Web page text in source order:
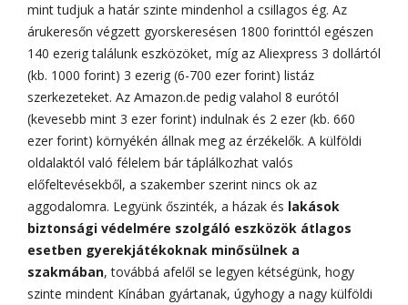
mint tudjuk a határ szinte mindenhol a csillagos ég. Az
árukeresőn végzett gyorskeresésen 1800 forinttól egészen
140 ezerig találunk eszközöket, míg az Aliexpress 3 dollártól
(kb. 1000 forint) 3 ezerig (6-700 ezer forint) listáz
szerkezeteket. Az Amazon.de pedig valahol 8 eurótól
(kevesebb mint 3 ezer forint) indulnak és 2 ezer (kb. 660
ezer forint) környékén állnak meg az érzékelők. A külföldi
oldalaktól való félelem bár táplálkozhat valós
előfeltevésekből, a szakember szerint nincs ok az
aggodalomra. Legyünk őszinték, a házak és lakások
biztonsági védelmére szolgáló eszközök átlagos
esetben gyerekjátékoknak minősülnek a
szakmában, továbbá afelől se legyen kétségünk, hogy
szinte mindent Kínában gyártanak, úgyhogy a nagy külföldi